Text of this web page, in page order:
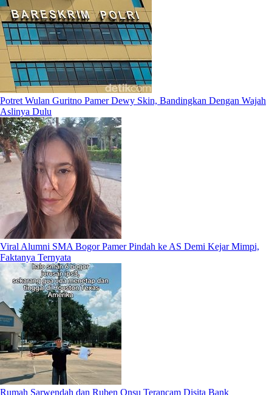
Potret Wulan Guritno Pamer Dewy Skin, Bandingkan Dengan Wajah
Aslinya Dulu
Viral Alumni SMA Bogor Pamer Pindah ke AS Demi Kejar Mimpi,
Faktanya Ternyata
Rumah Sarwendah dan Ruben Onsu Terancam Disita Bank